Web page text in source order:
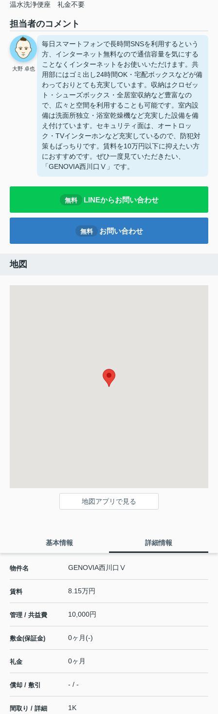
温水洗浄便座
礼金不要
担当者のコメント
大野 卓也
毎日スマートフォンで長時間SNSを利用するという
方、インターネット無料なので通信容量を気にする
ことなくインターネットをお使いいただけます。共
用部にはゴミ出し24時間OK・宅配ボックスなどが備
わっておりとても充実しています。収納はクロゼッ
ト・シューズボックス・全居室収納など豊富なの
で、広々と空間を利用することも可能です。室内設
備は洗面所独立・浴室乾燥機など充実した設備を備
え付けています。セキュリティ面は、オートロッ
ク・TVインターホンなど充実しているので、防犯対
策もばっちりです。賃料を10万円以下に抑えたい方
におすすめです。ぜひ一度見ていただきたい、
「GENOVIA西川口Ⅴ」です。
無料 LINEからお問い合わせ
無料 お問い合わせ
地図
地図アプリで見る
基本情報 詳細情報
物件名 GENOVIA西川口Ⅴ
賃料 8.15万円
管理 / 共益費 10,000円
敷金(保証金) 0ヶ月(-)
礼金 0ヶ月
償却 / 敷引 - / -
間取り / 詳細 1K